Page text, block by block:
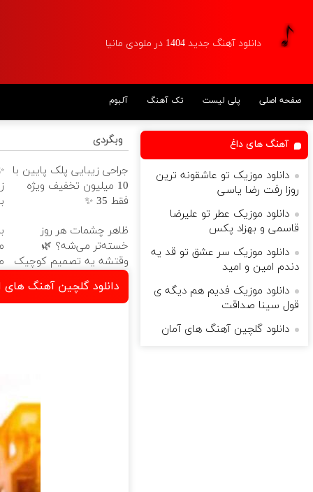
دانلود آهنگ جدید 1404 در ملودی مانیا
صفحه اصلی پلی لیست تک آهنگ آلبوم
وبگردی
جراحی زیبایی پلک پایین با
10 میلیون تخفیف ویژه
فقط 35 ✨
ظاهر چشمات هر روز
خسته‌تر می‌شه؟ 🌿
وقتشه یه تصمیم کوچیک
بگیری
دانلود گلچین آهنگ های
آهنگ های داغ
دانلود موزیک تو عاشقونه ترین
روزا رفت رضا یاسی
دانلود موزیک عطر تو علیرضا
قاسمی و بهزاد پکس
دانلود موزیک سر عشق تو قد یه
دندم امین و امید
دانلود موزیک فدیم هم دیگه ی
قول سینا صداقت
دانلود گلچین آهنگ های آمان